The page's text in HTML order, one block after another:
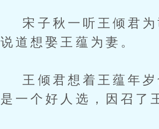
宋子秋一听王倾君为
说道想娶王蕴为妻。
王倾君想着王蕴年岁
是一个好人选，因召了